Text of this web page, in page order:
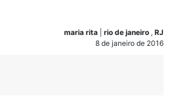
maria rita rio de janeiro , RJ
8 de janeiro de 2016